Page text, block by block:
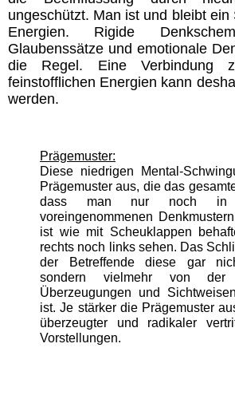
ungeschützt. Man ist und bleibt ein
Energien. Rigide
Glaubenssätze und emotionale
die Regel. Eine Verbindung
feinstofflichen Energien kann
werden.
Prägemuster:
Diese niedrigen Mental-
Prägemuster aus, die das
dass man nur noch in
voreingenommenen
ist wie mit Scheuklappen
rechts noch links sehen. Das
der Betreffende diese gar
sondern vielmehr von der
Überzeugungen und
ist. Je stärker die Prägemuster
überzeugter und radikaler
Vorstellungen.